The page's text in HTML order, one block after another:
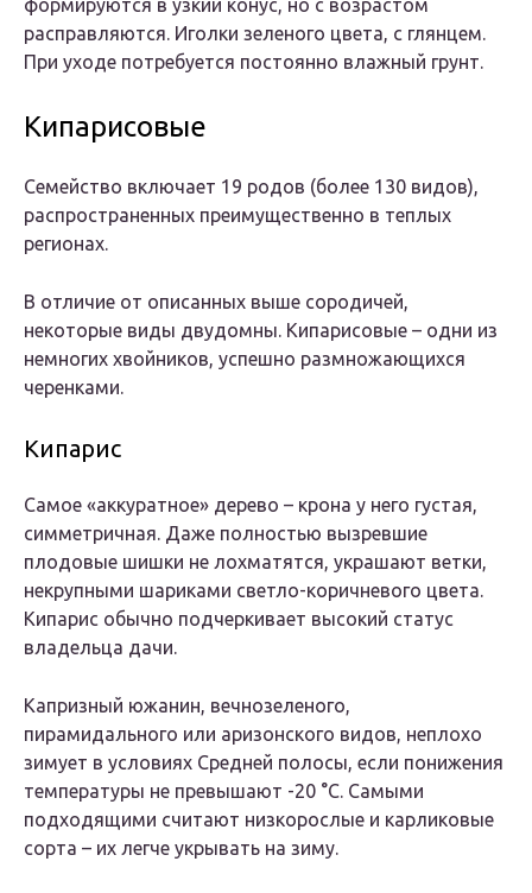
формируются в узкий конус, но с возрастом
расправляются. Иголки зеленого цвета, с глянцем.
При уходе потребуется постоянно влажный грунт.
Кипарисовые
Семейство включает 19 родов (более 130 видов),
распространенных преимущественно в теплых
регионах.
В отличие от описанных выше сородичей,
некоторые виды двудомны. Кипарисовые – одни из
немногих хвойников, успешно размножающихся
черенками.
Кипарис
Самое «аккуратное» дерево – крона у него густая,
симметричная. Даже полностью вызревшие
плодовые шишки не лохматятся, украшают ветки,
некрупными шариками светло-коричневого цвета.
Кипарис обычно подчеркивает высокий статус
владельца дачи.
Капризный южанин, вечнозеленого,
пирамидального или аризонского видов, неплохо
зимует в условиях Средней полосы, если понижения
температуры не превышают -20 °С. Самыми
подходящими считают низкорослые и карликовые
сорта – их легче укрывать на зиму.